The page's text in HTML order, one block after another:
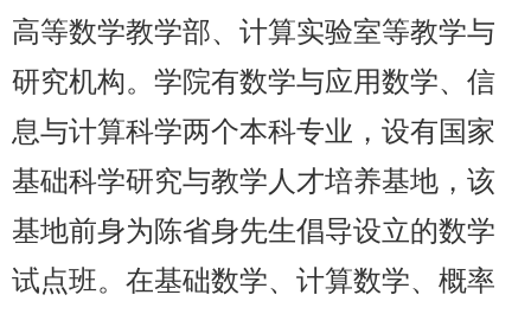
高等数学教学部、计算实验室等教学与
研究机构。学院有数学与应用数学、信
息与计算科学两个本科专业，设有国家
基础科学研究与教学人才培养基地，该
基地前身为陈省身先生倡导设立的数学
试点班。在基础数学、计算数学、概率